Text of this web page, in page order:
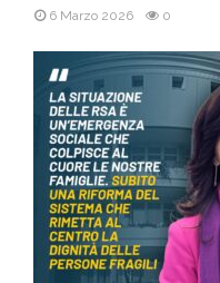
6 Marzo 2026 0